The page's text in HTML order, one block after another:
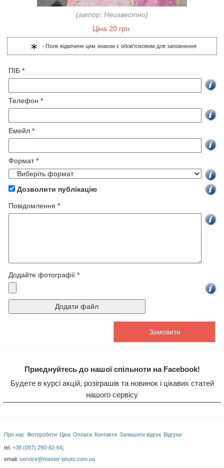
(автор: Неизвестно)
Ціна 20 грн.
- Поле відмічене цим знаком є обов'язковим для заповнення
ПІБ *
Телефон *
Емейл *
Формат *
Дозволити публікацію
Повідомлення *
Додайте фотографії *
Приєднуйтесь до нашої спільноти на Facebook!
Будете в курсі акцій, розіграшів та новинок і цікавих статей
нашого сервісу
Про нас Фотороботи Ціна Оплата Контакти Залишити відгук Відгуки
tel. +38 (097) 290-82-64;
email: service@master-photo.com.ua